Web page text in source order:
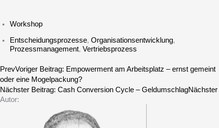
Workshop
Entscheidungsprozesse, Organisationsentwicklung,
Prozessmanagement, Vertriebsprozess
PrevVoriger Beitrag: Empowerment am Arbeitsplatz – ernst gemeint
oder eine Mogelpackung?
Nächster Beitrag: Cash Conversion Cycle – GeldumschlagNächster
Autor: